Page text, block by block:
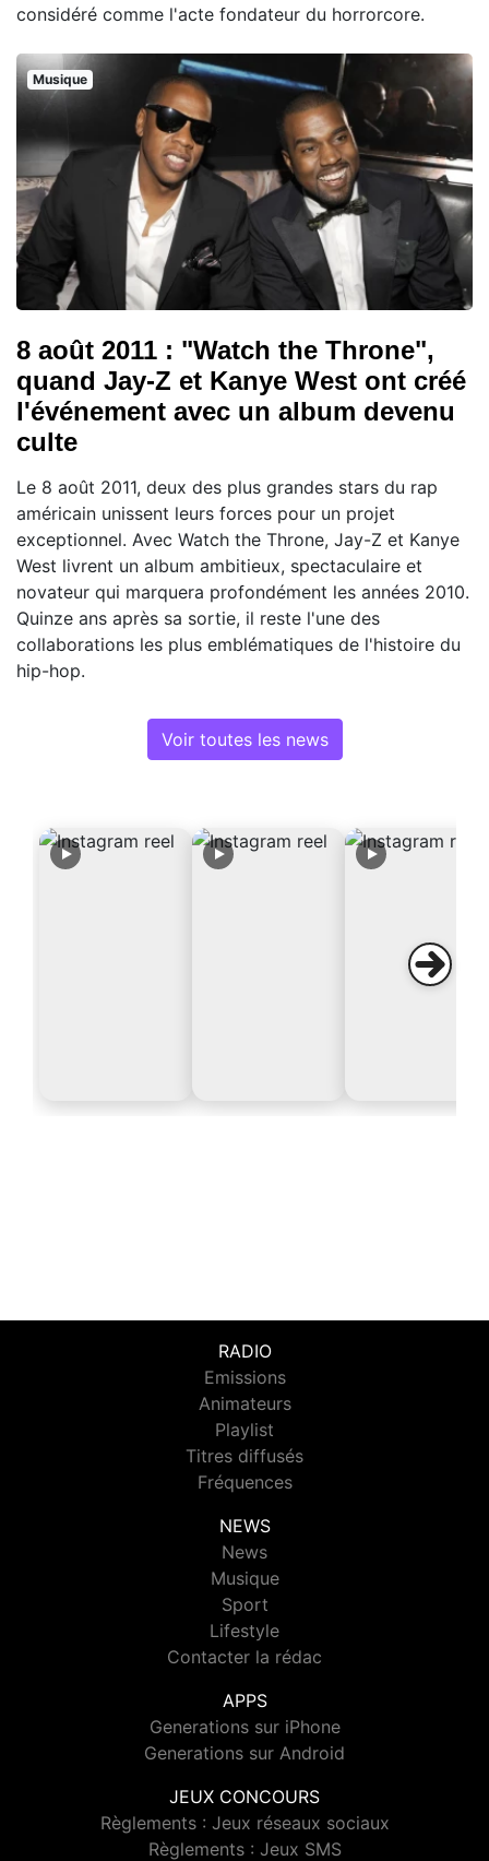
considéré comme l'acte fondateur du horrorcore.
Musique
8 août 2011 : "Watch the Throne",
quand Jay-Z et Kanye West ont créé
l'événement avec un album devenu
culte
Le 8 août 2011, deux des plus grandes stars du rap
américain unissent leurs forces pour un projet
exceptionnel. Avec Watch the Throne, Jay-Z et Kanye
West livrent un album ambitieux, spectaculaire et
novateur qui marquera profondément les années 2010.
Quinze ans après sa sortie, il reste l'une des
collaborations les plus emblématiques de l'histoire du
hip-hop.
Voir toutes les news
RADIO
Emissions
Animateurs
Playlist
Titres diffusés
Fréquences
NEWS
News
Musique
Sport
Lifestyle
Contacter la rédac
APPS
Generations sur iPhone
Generations sur Android
JEUX CONCOURS
Règlements : Jeux réseaux sociaux
Règlements : Jeux SMS